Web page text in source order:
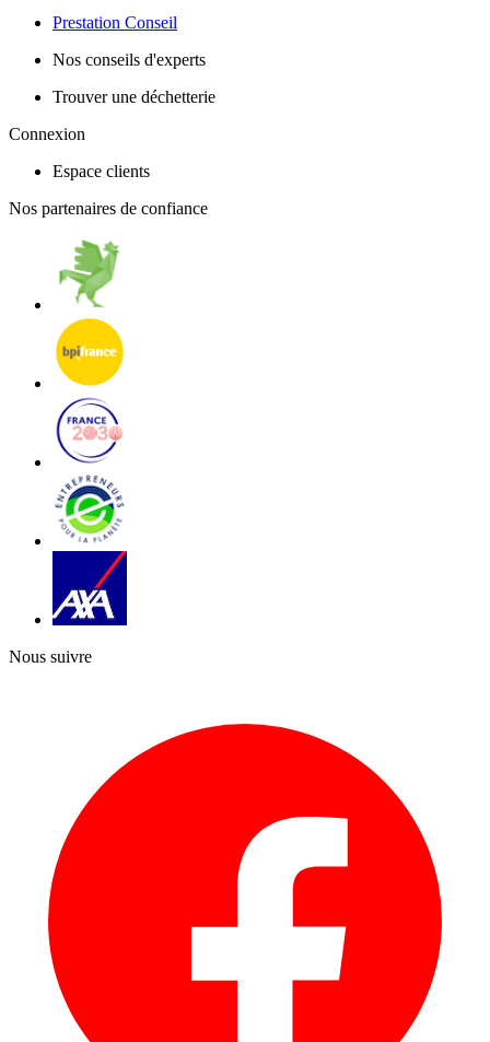
Prestation Conseil
Nos conseils d'experts
Trouver une déchetterie
Connexion
Espace clients
Nos partenaires de confiance
Nous suivre